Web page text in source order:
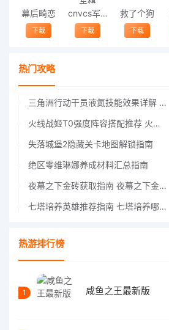
幕后畸恋
下载
cnvcs军棋
下载
救了个狗
下载
热门攻略
三角洲行动干员液氮技能效果详解 三角洲行动干员液氮技能介绍
火线战姬T0强度阵容搭配推荐 火线战姬T0强度阵容哪个好
失落城堡2隐藏关卡地图解锁指南
绝区零维琳娜养成材料汇总指南
夜幕之下金砖获取指南 夜幕之下金砖获取方法
七塔培养英雄推荐指南 七塔培养哪个英雄好
热游排行榜
1 咸鱼之王最新版